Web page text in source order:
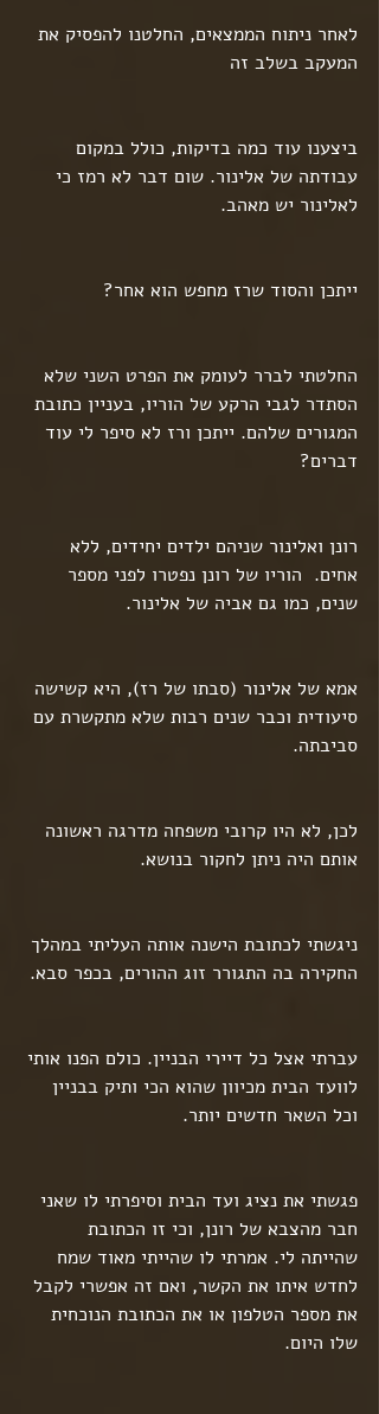
לאחר ניתוח הממצאים, החלטנו להפסיק את
המעקב בשלב זה
ביצענו עוד כמה בדיקות, כולל במקום
עבודתה של אלינור. שום דבר לא רמז כי
לאלינור יש מאהב.
ייתכן והסוד שרז מחפש הוא אחר?
החלטתי לברר לעומק את הפרט השני שלא
הסתדר לגבי הרקע של הוריו, בעניין כתובת
המגורים שלהם. ייתכן ורז לא סיפר לי עוד
דברים?
רונן ואלינור שניהם ילדים יחידים, ללא
אחים.  הוריו של רונן נפטרו לפני מספר
שנים, כמו גם אביה של אלינור.
אמא של אלינור (סבתו של רז), היא קשישה
סיעודית וכבר שנים רבות שלא מתקשרת עם
סביבתה.
לכן, לא היו קרובי משפחה מדרגה ראשונה
אותם היה ניתן לחקור בנושא.
ניגשתי לכתובת הישנה אותה העליתי במהלך
החקירה בה התגורר זוג ההורים, בכפר סבא.
עברתי אצל כל דיירי הבניין. כולם הפנו אותי
לוועד הבית מכיוון שהוא הכי ותיק בבניין
וכל השאר חדשים יותר.
פגשתי את נציג ועד הבית וסיפרתי לו שאני
חבר מהצבא של רונן, וכי זו הכתובת
שהייתה לי. אמרתי לו שהייתי מאוד שמח
לחדש איתו את הקשר, ואם זה אפשרי לקבל
את מספר הטלפון או את הכתובת הנוכחית
שלו היום.